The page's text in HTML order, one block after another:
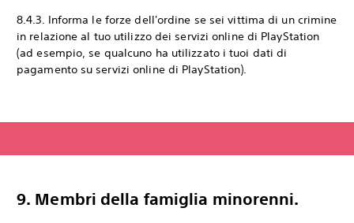
8.4.3. Informa le forze dell'ordine se sei vittima di un crimine
in relazione al tuo utilizzo dei servizi online di PlayStation
(ad esempio, se qualcuno ha utilizzato i tuoi dati di
pagamento su servizi online di PlayStation).
9. Membri della famiglia minorenni.